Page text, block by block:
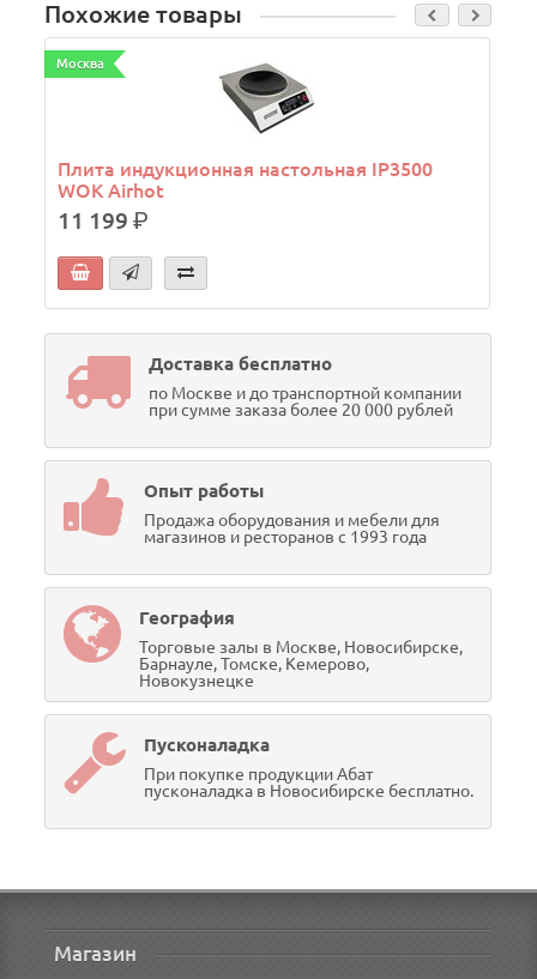
Похожие товары
Москва
Плита индукционная настольная IP3500
WOK Airhot
11 199р.
Доставка бесплатно
по Москве и до транспортной компании
при сумме заказа более 20 000 рублей
Опыт работы
Продажа оборудования и мебели для
магазинов и ресторанов с 1993 года
География
Торговые залы в Москве, Новосибирске,
Барнауле, Томске, Кемерово,
Новокузнецке
Пусконаладка
При покупке продукции Абат
пусконаладка в Новосибирске бесплатно.
Магазин